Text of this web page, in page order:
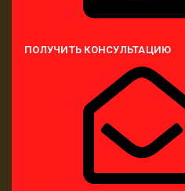
ПОЛУЧИТЬ КОНСУЛЬТАЦИЮ